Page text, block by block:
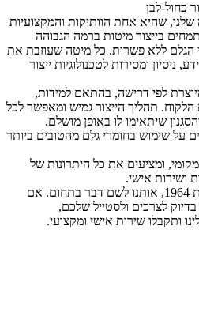
כחול-לבן
שלנו, שהיא אחת הוותיקות והמקצועיות
מאז 1964. אנו מתמחים בייצור מיטות ברמה הגבוהה
הגלם ללא פשרות. כל מיטה שעוזבת את
ומסירות לטכנולוגיות ייצור
לפי דרישה, בהתאם למידות,
הלקוח. תהליך הייצור גמיש ומאפשר לכל
שיתאימו לו באופן מושלם.
על שימוש בחומרי גלם מהטובים ביותר
מקומי, ומציעים את כל היתרונות של
ושירות אישי.
מאז הקמת המרפדייה שלנו בשנת 1964, אותנו לשם דבר בתחום. אם
לצרכים ולסטייל שלכם,
ותקבלו שירות אישי ומקצועי.